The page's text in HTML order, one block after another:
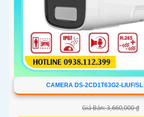
CAMERA DS-2CD1T63G2-LIUF/SL
Giá Bán: 3,660,000 ₫